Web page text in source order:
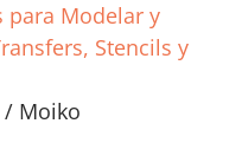
para Modelar y
Stencils y
/ Moiko